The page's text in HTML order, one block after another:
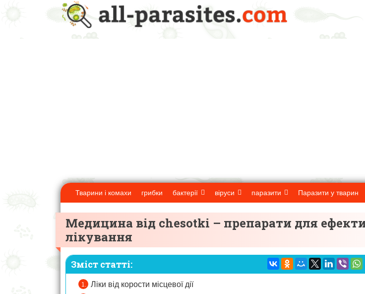
Тварини і комахи грибки бактерії віруси паразити Паразити у тварин
Медицина від chesotki – препарати для
лікування
Зміст статті:
Ліки від корости місцевої дії